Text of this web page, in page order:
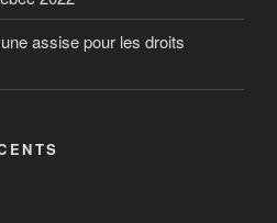
assise pour les droits